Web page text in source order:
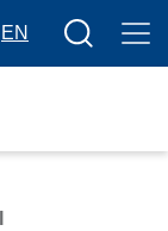
EN
Bottone